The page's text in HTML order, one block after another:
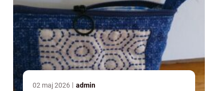
02 maj 2026 admin